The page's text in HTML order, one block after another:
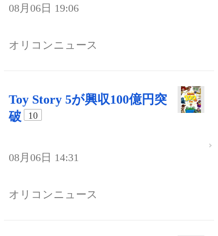
08月06日 19:06
オリコンニュース
Toy Story 5が興収100億円突
破
10
08月06日 14:31
オリコンニュース